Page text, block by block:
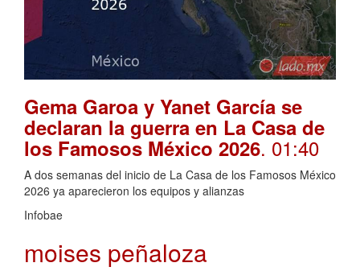
Gema Garoa y Yanet García se
declaran la guerra en La Casa de
los Famosos México 2026. 01:40
A dos semanas del inicio de La Casa de los Famosos México
2026 ya aparecieron los equipos y alianzas
Infobae
moises peñaloza